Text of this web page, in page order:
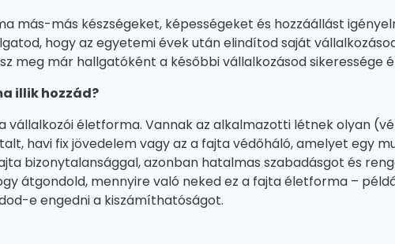
más-más készségeket, képességeket és hozzáállást
hogy az egyetemi évek után elindítod saját
meg már hallgatóként a későbbi vállalkozásod sikeressége
illik hozzád?
vállalkozói életforma. Vannak az alkalmazotti létnek olyan
havi fix jövedelem vagy az a fajta védőháló, amelyet egy
bizonytalansággal, azonban hatalmas szabadásgot és
átgondold, mennyire való neked ez a fajta életforma –
e engedni a kiszámíthatóságot.